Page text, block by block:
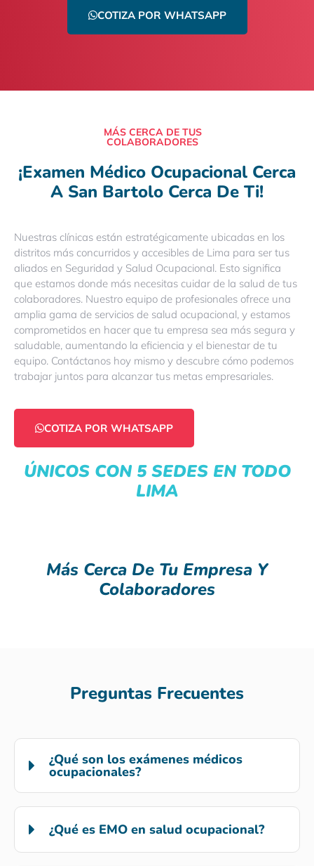
COTIZA POR WHATSAPP
MÁS CERCA DE TUS
COLABORADORES
¡Examen Médico Ocupacional Cerca
A San Bartolo Cerca De Ti!
Nuestras clínicas están estratégicamente ubicadas en los
distritos más concurridos y accesibles de Lima para ser tus
aliados en Seguridad y Salud Ocupacional. Esto significa
que estamos donde más necesitas cuidar de la salud de tus
colaboradores. Nuestro equipo de profesionales ofrece una
amplia gama de servicios de salud ocupacional, y estamos
comprometidos en hacer que tu empresa sea más segura y
saludable, aumentando la eficiencia y el bienestar de tu
equipo. Contáctanos hoy mismo y descubre cómo podemos
trabajar juntos para alcanzar tus metas empresariales.
COTIZA POR WHATSAPP
ÚNICOS CON 5 SEDES EN TODO
LIMA
Más Cerca De Tu Empresa Y
Colaboradores
Preguntas Frecuentes
¿Qué son los exámenes médicos
ocupacionales?
¿Qué es EMO en salud ocupacional?